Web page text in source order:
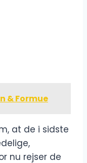
& Formue
at de i sidste
nu rejser de